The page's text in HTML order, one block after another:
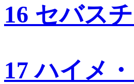
16 セバス
17 ハイメ